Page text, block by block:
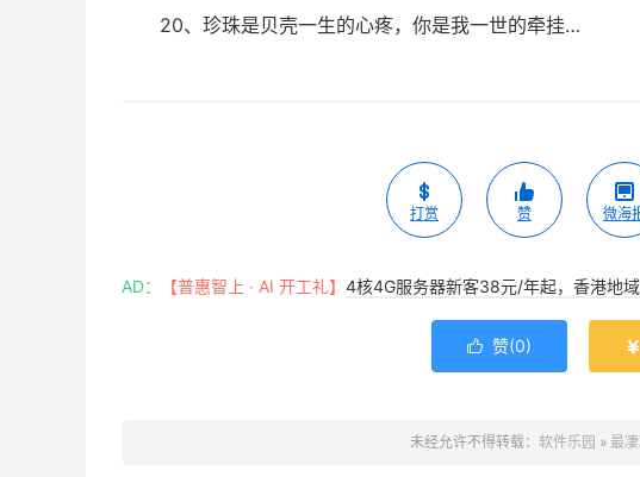
20、珍珠是贝壳一生的心疼，你是我一世的牵挂…­
打赏 赞 微海
AD： 【普惠智上 · AI 开工礼】 4核4G服务器新客38元/年起，香港地
 赞(0) 
未经允许不得转载： 软件乐园 » 最